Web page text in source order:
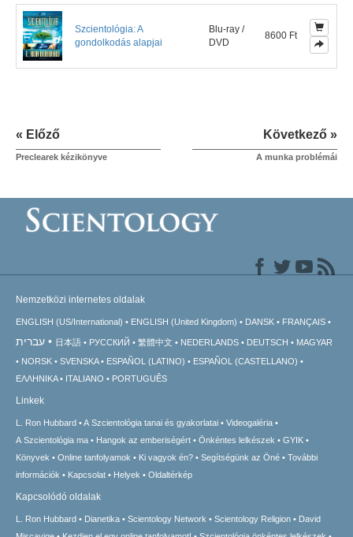
Szcientológia: A
gondolkodás alapjai
Blu-ray /
DVD
8600 Ft
« Előző
Preclearek kézikönyve
Következő »
A munka problémái
Nemzetközi internetes oldalak
ENGLISH (US/International) ENGLISH (United Kingdom) DANSK FRANÇAIS
עברית 日本語 РУССКИЙ 繁體中文 NEDERLANDS DEUTSCH
MAGYAR
NORSK
SVENSKA ESPAÑOL (LATINO)
ESPAÑOL (CASTELLANO)
ΕΛΛΗΝΙΚA
ITALIANO PORTUGUÊS
Linkek
L. Ron Hubbard A Szcientológia tanai és gyakorlatai
Videogaléria
A Szcientológia ma
Hangok az emberiségért Önkéntes lelkészek
GYIK
Könyvek
Online tanfolyamok Ki vagyok én? Segítségünk az Öné
További
információk
Kapcsolat Helyek Oldaltérkép
Kapcsolódó oldalak
L. Ron Hubbard Dianetika Scientology Network Scientology Religion
David